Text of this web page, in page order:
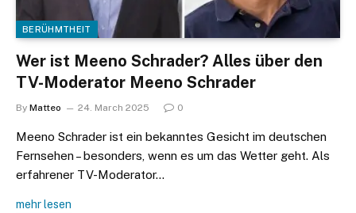
BERÜHMTHEIT
Wer ist Meeno Schrader? Alles über den
TV-Moderator Meeno Schrader
By Matteo 24. March 2025 0
Meeno Schrader ist ein bekanntes Gesicht im deutschen
Fernsehen – besonders, wenn es um das Wetter geht. Als
erfahrener TV-Moderator…
mehr lesen